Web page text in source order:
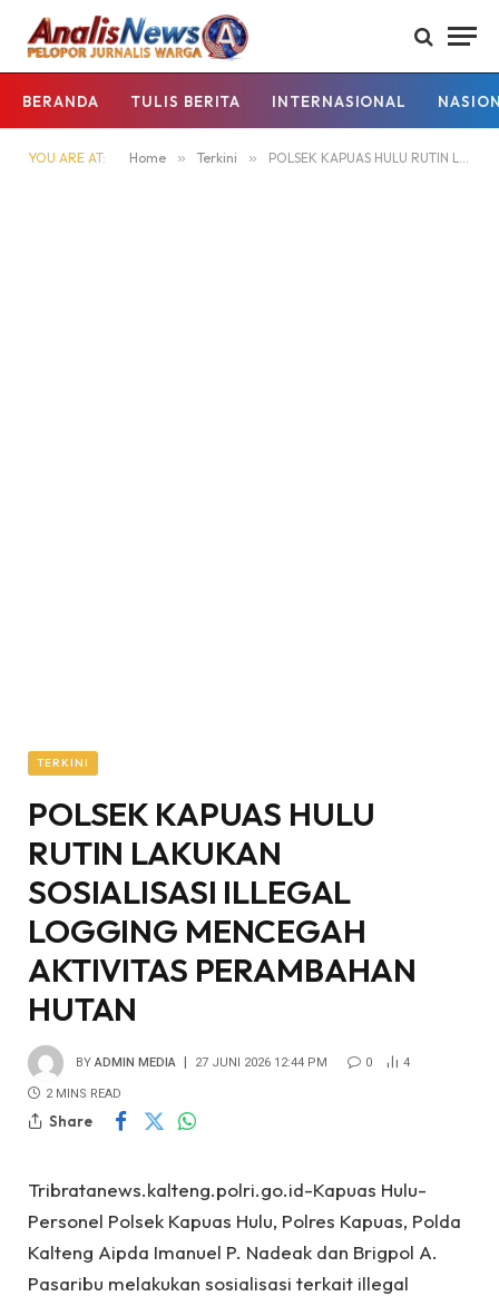
BERANDA TULIS BERITA INTERNASIONAL
YOU ARE AT: Home » Terkini » POLSEK KAPUAS HULU RUTIN LAKUKAN SOSIALISASI ILLEGAL LOGGING MENCEGAH AKTIVITAS PERAMBAHAN HUTAN
TERKINI
POLSEK KAPUAS HULU
RUTIN LAKUKAN
SOSIALISASI ILLEGAL
LOGGING MENCEGAH
AKTIVITAS PERAMBAHAN
HUTAN
BY ADMIN MEDIA 27 JUNI 2026 12:44 PM 0 4
2 MINS READ
Share
Tribratanews.kalteng.polri.go.id-Kapuas Hulu-
Personel Polsek Kapuas Hulu, Polres Kapuas, Polda
Kalteng Aipda Imanuel P. Nadeak dan Brigpol A.
Pasaribu melakukan sosialisasi terkait illegal